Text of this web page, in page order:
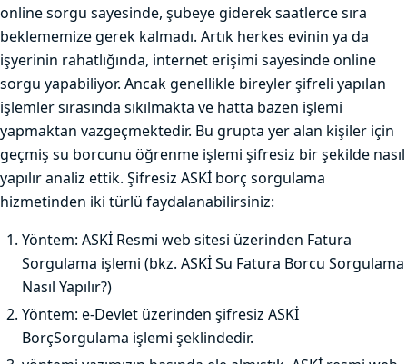
online sorgu sayesinde, şubeye giderek saatlerce sıra
beklememize gerek kalmadı. Artık herkes evinin ya da
işyerinin rahatlığında, internet erişimi sayesinde online
sorgu yapabiliyor. Ancak genellikle bireyler şifreli yapılan
işlemler sırasında sıkılmakta ve hatta bazen işlemi
yapmaktan vazgeçmektedir. Bu grupta yer alan kişiler için
geçmiş su borcunu öğrenme işlemi şifresiz bir şekilde nasıl
yapılır analiz ettik. Şifresiz ASKİ borç sorgulama
hizmetinden iki türlü faydalanabilirsiniz:
Yöntem: ASKİ Resmi web sitesi üzerinden Fatura
Sorgulama işlemi (bkz. ASKİ Su Fatura Borcu Sorgulama
Nasıl Yapılır?)
Yöntem: e-Devlet üzerinden şifresiz ASKİ
BorçSorgulama işlemi şeklindedir.